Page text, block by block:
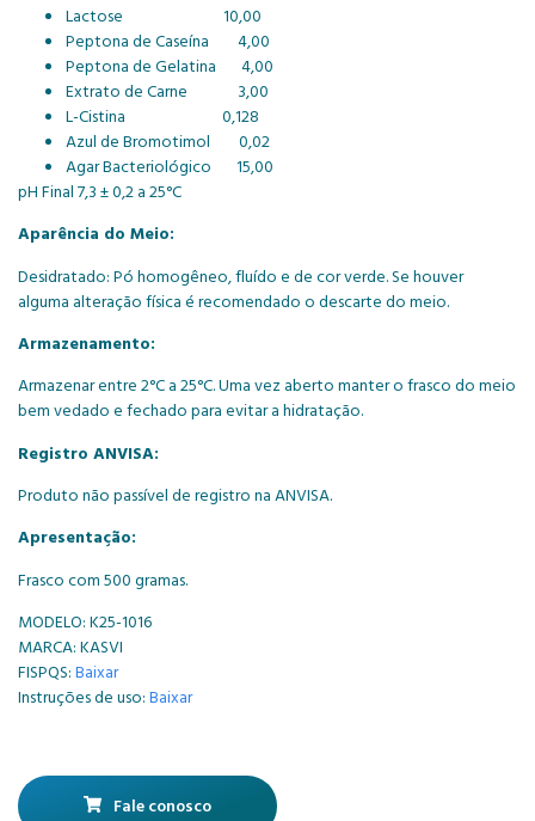
Lactose 10,00
Peptona de Caseína 4,00
Peptona de Gelatina 4,00
Extrato de Carne 3,00
L-Cistina 0,128
Azul de Bromotimol 0,02
Agar Bacteriológico 15,00
pH Final 7,3 ± 0,2 a 25°C
Aparência do Meio:
Desidratado: Pó homogêneo, fluído e de cor verde. Se houver
alguma alteração física é recomendado o descarte do meio.
Armazenamento:
Armazenar entre 2°C a 25°C. Uma vez aberto manter o frasco do meio
bem vedado e fechado para evitar a hidratação.
Registro ANVISA:
Produto não passível de registro na ANVISA.
Apresentação:
Frasco com 500 gramas.
MODELO: K25-1016
MARCA: KASVI
FISPQS:Baixar
Instruções de uso:Baixar
Fale conosco